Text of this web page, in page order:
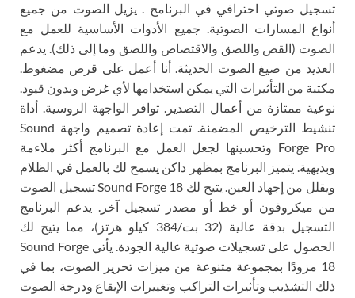
تسجيل صوتي احترافي في البرنامج . يزيل الصوت من جميع
أنواع المسارات الصوتية. جميع الأدوات الأساسية للعمل مع
الصوت (القص واللصق والاقتصاص واللصق وما إلى ذلك). يدعم
العديد من صيغ الصوت الحديثة. أنا أعمل على قرص مضغوط.
مكتبة من التأثيرات التي يمكن استخدامها لأي غرض وبدون قيود.
نوعية ممتازة من أعمال التصدير. توافر الواجهة الروسية. أداة
تنشيط الترخيص المضمنة. تمت إعادة تصميم واجهة Sound
Forge Pro وتحسينها لجعل العمل مع البرنامج أكثر ملاءمة
وبديهية. يتميز البرنامج بمظهر داكن يسمح لك بالعمل في الظلام
ويقلل من إجهاد العين. يتيح لك Sound Forge 18 تسجيل الصوت
من ميكروفون أو خط أو مصدر تسجيل آخر. يدعم البرنامج
التسجيل بدقة عالية (32 بت/384 كيلو هرتز)، مما يتيح لك
الحصول على تسجيلات صوتية عالية الجودة. يأتي Sound Forge
18 مزودًا بمجموعة متنوعة من ميزات تحرير الصوت، بما في
ذلك التشذيب وتأثيرات التراكب وتغييرات الإيقاع ودرجة الصوت